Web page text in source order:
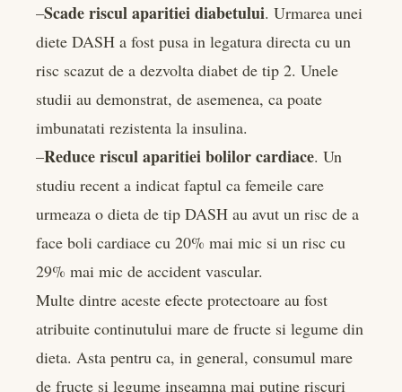
–Scade riscul aparitiei diabetului. Urmarea unei
diete DASH a fost pusa in legatura directa cu un
risc scazut de a dezvolta diabet de tip 2. Unele
studii au demonstrat, de asemenea, ca poate
imbunatati rezistenta la insulina.
–Reduce riscul aparitiei bolilor cardiace. Un
studiu recent a indicat faptul ca femeile care
urmeaza o dieta de tip DASH au avut un risc de a
face boli cardiace cu 20% mai mic si un risc cu
29% mai mic de accident vascular.
Multe dintre aceste efecte protectoare au fost
atribuite continutului mare de fructe si legume din
dieta. Asta pentru ca, in general, consumul mare
de fructe si legume inseamna mai putine riscuri